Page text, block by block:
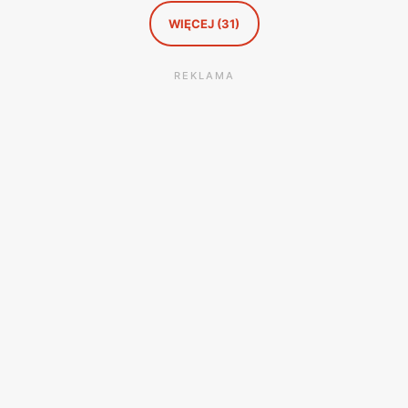
WIĘCEJ (31)
REKLAMA